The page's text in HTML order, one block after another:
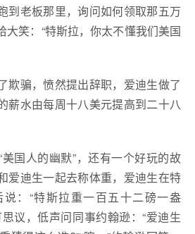
到老板那里，询问如何领取那五万
大笑：“特斯拉，你太不懂我们美国
欺骗，愤然提出辞职，爱迪生做了
薪水由每周十八美元提高到二十八
国人的幽默”，还有一个好玩的故
爱迪生一起去称体重，爱迪生在特
：“特斯拉重一百五十二磅一盎
议，低声问同事约翰逊：“爱迪生